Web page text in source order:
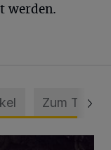
werden.
Zum Thema